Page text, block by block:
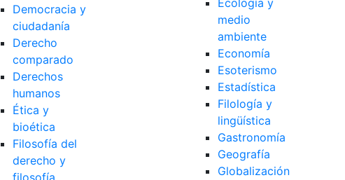
Democracia y
ciudadanía
Derecho
comparado
Derechos
humanos
Ética y
bioética
Filosofía del
derecho y
filosofía
Ecología y
medio
ambiente
Economía
Esoterismo
Estadística
Filología y
lingüística
Gastronomía
Geografía
Globalización